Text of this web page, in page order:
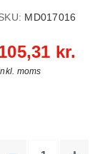
MD017016
kr.
moms